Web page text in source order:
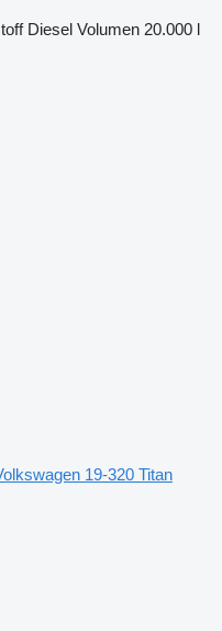
Diesel Volumen 20.000 l
19-320 Titan